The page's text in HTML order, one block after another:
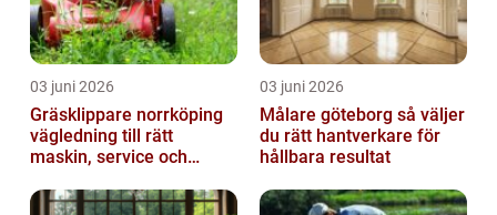
03 juni 2026
Gräsklippare norrköping
vägledning till rätt
maskin, service och
03 juni 2026
Målare göteborg så väljer
du rätt hantverkare för
hållbara resultat